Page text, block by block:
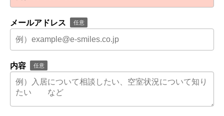
メールアドレス 任意
内容 任意